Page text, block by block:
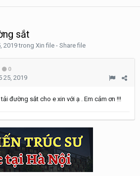
sắt
2019trong Xin file - Share file
0
25, 2019
đường sắt cho e xin với ạ . Em cảm ơn !!!